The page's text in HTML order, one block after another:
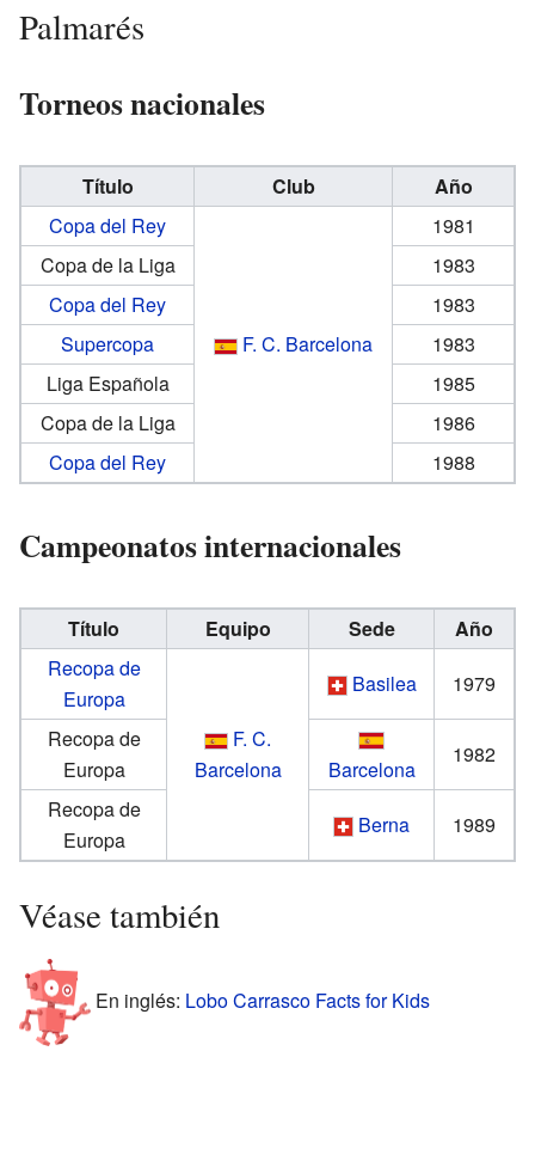
Palmarés
Torneos nacionales
Título Club
Año
Copa del Rey
F. C. Barcelona
1981
Copa de la Liga
1983
Copa del Rey
1983
Supercopa
1983
Liga Española
1985
Copa de la Liga
1986
Copa del Rey
1988
Campeonatos internacionales
Título Equipo Sede
Año
Recopa de
Europa
F. C.
Barcelona
Basilea
1979
Recopa de
Europa
Barcelona
1982
Recopa de
Europa
Berna 1989
Véase también
En inglés: Lobo Carrasco Facts for Kids